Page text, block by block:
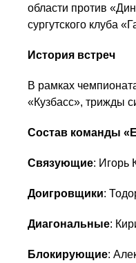
области против
сургутского клуба
История встреч
В рамках
«Кузбасс», трижды
Состав команды
Связующие: Игорь
Доигровщики:
Диагональные:
Блокирующие: